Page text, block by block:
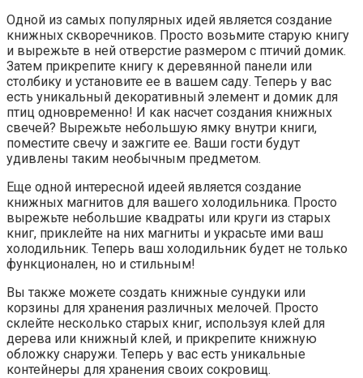
Одной из самых популярных идей является создание
книжных скворечников. Просто возьмите старую книгу
и вырежьте в ней отверстие размером с птичий домик.
Затем прикрепите книгу к деревянной панели или
столбику и установите ее в вашем саду. Теперь у вас
есть уникальный декоративный элемент и домик для
птиц одновременно! И как насчет создания книжных
свечей? Вырежьте небольшую ямку внутри книги,
поместите свечу и зажгите ее. Ваши гости будут
удивлены таким необычным предметом.
Еще одной интересной идеей является создание
книжных магнитов для вашего холодильника. Просто
вырежьте небольшие квадраты или круги из старых
книг, приклейте на них магниты и украсьте ими ваш
холодильник. Теперь ваш холодильник будет не только
функционален, но и стильным!
Вы также можете создать книжные сундуки или
корзины для хранения различных мелочей. Просто
склейте несколько старых книг, используя клей для
дерева или книжный клей, и прикрепите книжную
обложку снаружи. Теперь у вас есть уникальные
контейнеры для хранения своих сокровищ.